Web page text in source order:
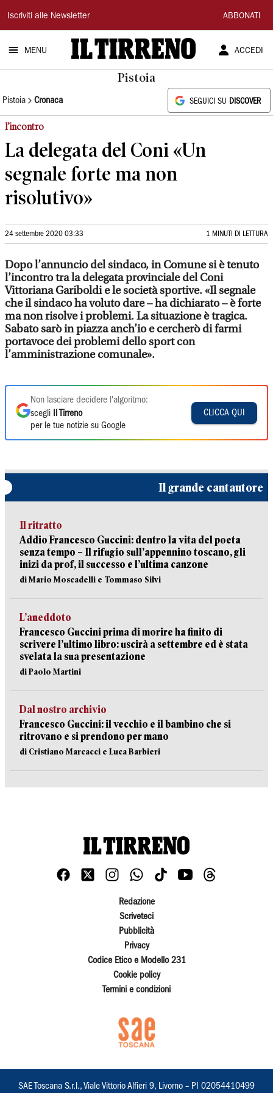
Il
Tirreno
Iscriviti alle Newsletter ABBONATI
MENU ACCEDI
Pistoia
Pistoia Cronaca SEGUICI SU DISCOVER
l’incontro
La delegata del Coni «Un
segnale forte ma non
risolutivo»
24 settembre 2020 03:33 1 MINUTI DI LETTURA
Dopo l’annuncio del sindaco, in Comune si è tenuto
l’incontro tra la delegata provinciale del Coni
Vittoriana Gariboldi e le società sportive. «Il segnale
che il sindaco ha voluto dare – ha dichiarato – è forte
ma non risolve i problemi. La situazione è tragica.
Sabato sarò in piazza anch’io e cercherò di farmi
portavoce dei problemi dello sport con
l’amministrazione comunale».
Non lasciare decidere l'algoritmo:
scegli
Il Tirreno
per le tue notizie su Google
CLICCA QUI
Il grande cantautore
Il ritratto
Addio Francesco Guccini: dentro la vita del poeta
senza tempo – Il rifugio sull’appennino toscano, gli
inizi da prof, il successo e l’ultima canzone
di Mario Moscadelli e Tommaso Silvi
L’aneddoto
Francesco Guccini prima di morire ha finito di
scrivere l’ultimo libro: uscirà a settembre ed è stata
svelata la sua presentazione
di Paolo Martini
Dal nostro archivio
Francesco Guccini: il vecchio e il bambino che si
ritrovano e si prendono per mano
di Cristiano Marcacci e Luca Barbieri
Redazione
Scriveteci
Pubblicità
Privacy
Codice Etico e Modello 231
Cookie policy
Termini e condizioni
SAE Toscana S.r.l., Viale Vittorio Alfieri 9, Livorno – PI 02054410499